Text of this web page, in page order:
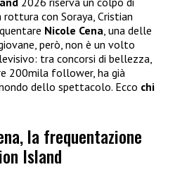
con Soraya, Cristian
Nicole Cena , una delle
però, non è un volto
tra concorsi di bellezza,
200mila follower, ha già
dello spettacolo. Ecco chi
la frequentazione
Island